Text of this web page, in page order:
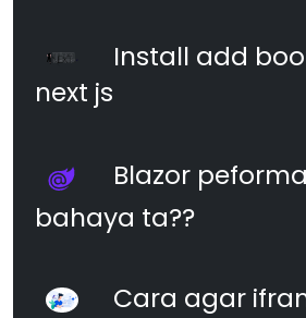
Install add
next js
Blazor
bahaya ta??
Cara agar